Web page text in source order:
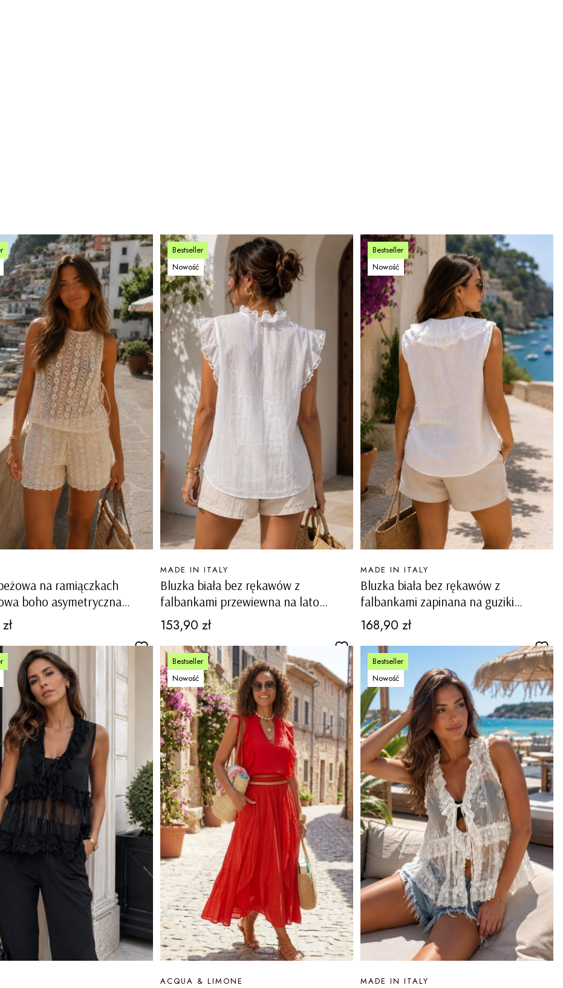
na ramiączkach
boho asymetryczna
wiązane boki Cortanze
Bestseller
Nowość
Bluzka biała bez rękawów z
falbankami przewiewna na lato
Bizzarone
PRODUCENT
MADE IN ITALY
Cena
153,90 zł
Bestseller
Nowość
Bluzka biała bez rękawów z
falbankami zapinana na guziki
Lagnasco
PRODUCENT
MADE IN ITALY
Cena
168,90 zł
Bestseller
Nowość
PRODUCENT
ACQUA & LIMONE
Bestseller
Nowość
PRODUCENT
MADE IN ITALY